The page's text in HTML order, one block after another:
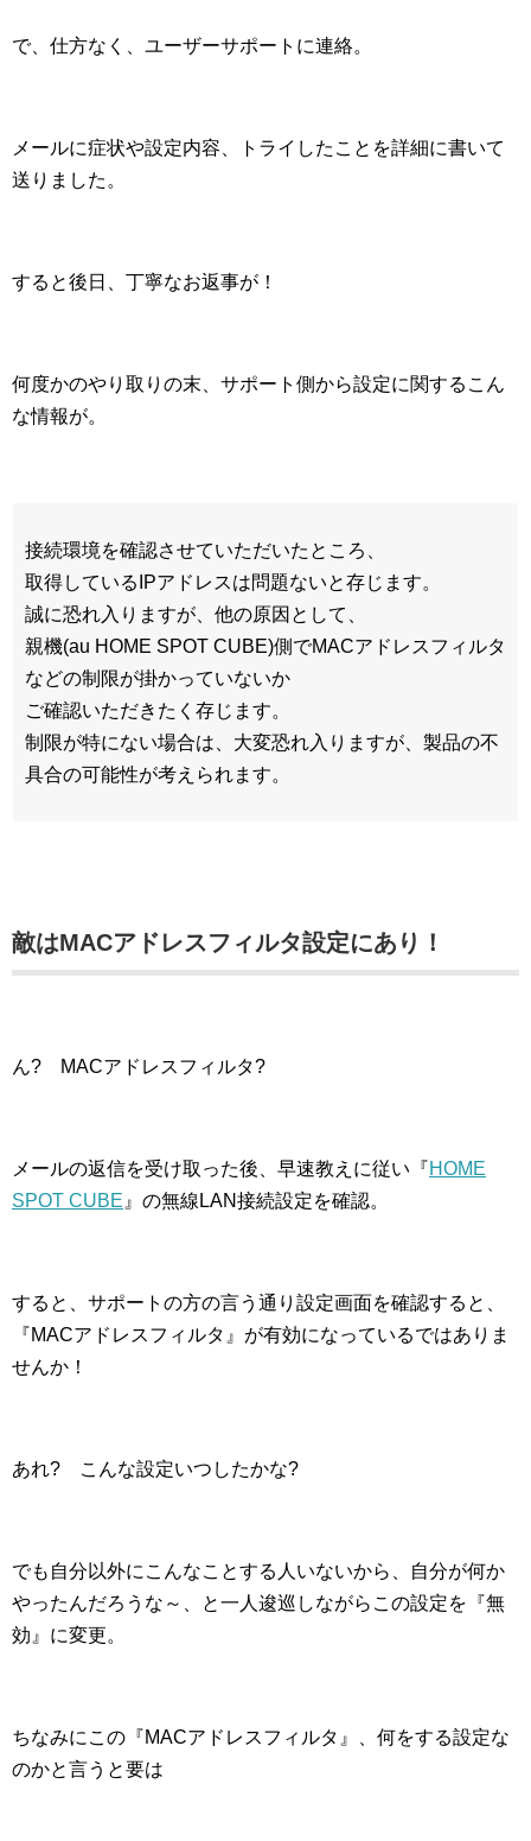
で、仕方なく、ユーザーサポートに連絡。
メールに症状や設定内容、トライしたことを詳細に書いて
送りました。
すると後日、丁寧なお返事が！
何度かのやり取りの末、サポート側から設定に関するこん
な情報が。
接続環境を確認させていただいたところ、
取得しているIPアドレスは問題ないと存じます。
誠に恐れ入りますが、他の原因として、
親機(au HOME SPOT CUBE)側でMACアドレスフィルタ
などの制限が掛かっていないか
ご確認いただきたく存じます。
制限が特にない場合は、大変恐れ入りますが、製品の不
具合の可能性が考えられます。
敵はMACアドレスフィルタ設定にあり！
ん? MACアドレスフィルタ?
メールの返信を受け取った後、早速教えに従い『HOME
SPOT CUBE 』の無線LAN接続設定を確認。
すると、サポートの方の言う通り設定画面を確認すると、
『MACアドレスフィルタ』が有効になっているではありま
せんか！
あれ? こんな設定いつしたかな?
でも自分以外にこんなことする人いないから、自分が何か
やったんだろうな～、と一人逡巡しながらこの設定を『無
効』に変更。
ちなみにこの『MACアドレスフィルタ』、何をする設定な
のかと言うと要は